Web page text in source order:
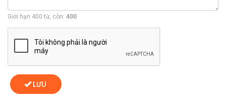
Giới hạn 400 từ, còn: 400
LƯU